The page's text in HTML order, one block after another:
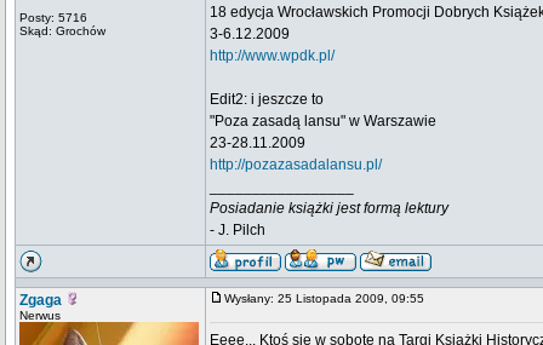
Posty: 5716
Skąd: Grochów
18 edycja Wrocławskich Promocji Dobrych
3-6.12.2009
http://www.wpdk.pl/
Edit2: i jeszcze to
"Poza zasadą lansu" w Warszawie
23-28.11.2009
http://pozazasadalansu.pl/
Posiadanie książki jest formą lektury
- J. Pilch
Zgaga
Nerwus
Wysłany: 25 Listopada 2009, 09:55
Eeee... Ktoś się w sobotę na Targi Książki